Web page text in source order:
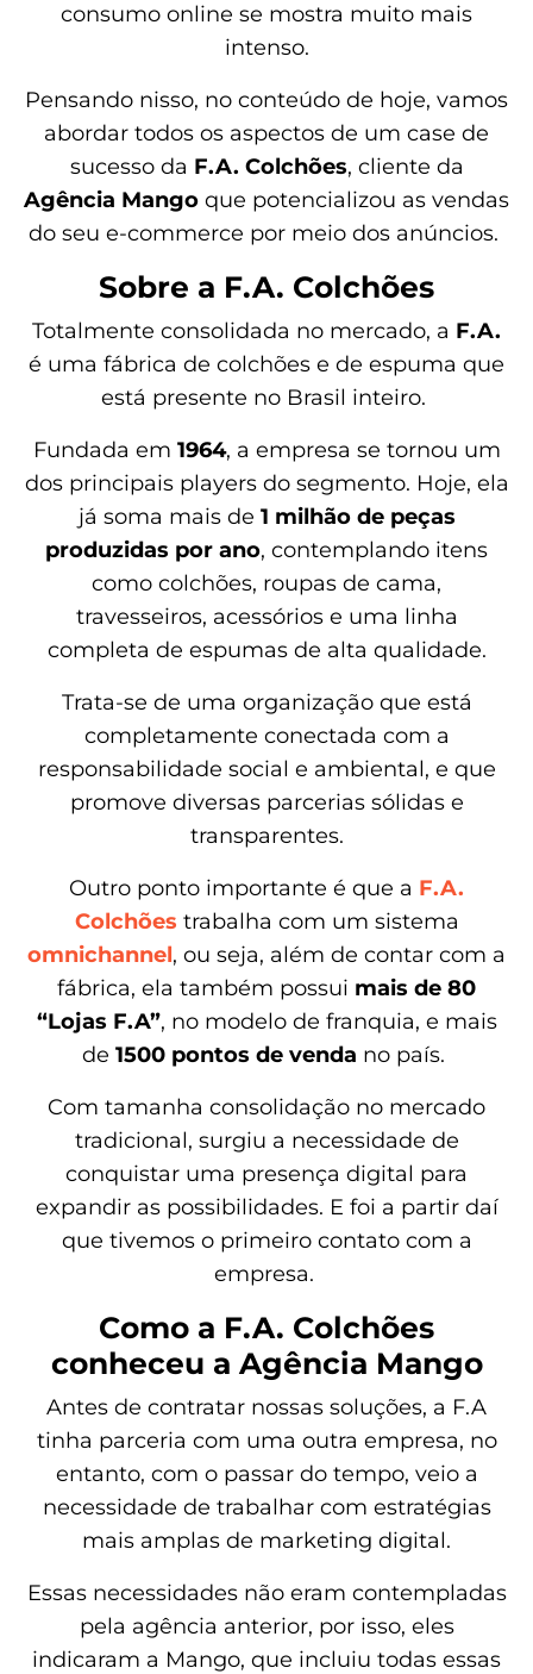
consumo online se mostra muito mais
intenso.
Pensando nisso, no conteúdo de hoje, vamos
abordar todos os aspectos de um case de
sucesso da F.A. Colchões, cliente da
Agência Mango que potencializou as vendas
do seu e-commerce por meio dos anúncios.
Sobre a F.A. Colchões
Totalmente consolidada no mercado, a F.A.
é uma fábrica de colchões e de espuma que
está presente no Brasil inteiro.
Fundada em 1964, a empresa se tornou um
dos principais players do segmento. Hoje, ela
já soma mais de 1 milhão de peças
produzidas por ano, contemplando itens
como colchões, roupas de cama,
travesseiros, acessórios e uma linha
completa de espumas de alta qualidade.
Trata-se de uma organização que está
completamente conectada com a
responsabilidade social e ambiental, e que
promove diversas parcerias sólidas e
transparentes.
Outro ponto importante é que a F.A.
Colchões trabalha com um sistema
omnichannel, ou seja, além de contar com a
fábrica, ela também possui mais de 80
“Lojas F.A”, no modelo de franquia, e mais
de 1500 pontos de venda no país.
Com tamanha consolidação no mercado
tradicional, surgiu a necessidade de
conquistar uma presença digital para
expandir as possibilidades. E foi a partir daí
que tivemos o primeiro contato com a
empresa.
Como a F.A. Colchões
conheceu a Agência Mango
Antes de contratar nossas soluções, a F.A
tinha parceria com uma outra empresa, no
entanto, com o passar do tempo, veio a
necessidade de trabalhar com estratégias
mais amplas de marketing digital.
Essas necessidades não eram contempladas
pela agência anterior, por isso, eles
indicaram a Mango, que incluiu todas essas